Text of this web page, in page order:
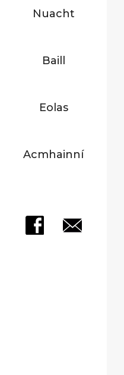
Nuacht
Baill
Eolas
Acmhainní